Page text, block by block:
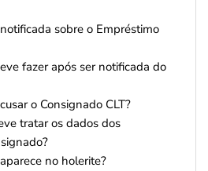
sobre o Empréstimo
fazer após ser notificada do
o Consignado CLT?
tratar os dados dos
no holerite?